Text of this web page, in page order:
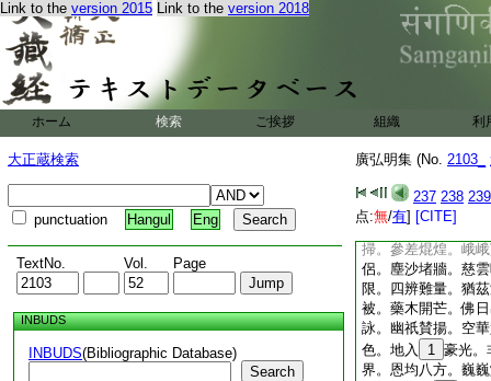
Link to the version 2015 Link to the version 2018
ホーム 検索 ご挨拶 組織 利
大正蔵検索
punctuation Hangul Eng
TextNo. Vol. Page
INBUDS
INBUDS(Bibliographic Database)
Search
廣弘明集 (No. 2103_
237 238 239
点:無/有] [CITE]
翰。勒跡書狼。銀
截。化普龍郷。西
禹。解網如湯。衢
37 鵠。高梧集凰
伯友。訪道西王。
出。豈曰津梁。我
動。金輪曉莊。紫
40
。龍驂啓行
日。翠鳳
暿陽
掃。參差焜煌。峨
侶。塵沙堵牆。慈
限。四辨難量。猶
被。藥木開芒。佛
詠。幽祇賛揚。空
色。地入
1 豪光。
界。恩均八方。巍